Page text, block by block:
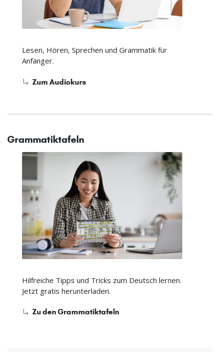
Lesen, Hören, Sprechen und Grammatik für
Anfänger.
Zum Audiokurs
Grammatiktafeln
Hilfreiche Tipps und Tricks zum Deutsch lernen.
Jetzt gratis herunterladen.
Zu den Grammatiktafeln